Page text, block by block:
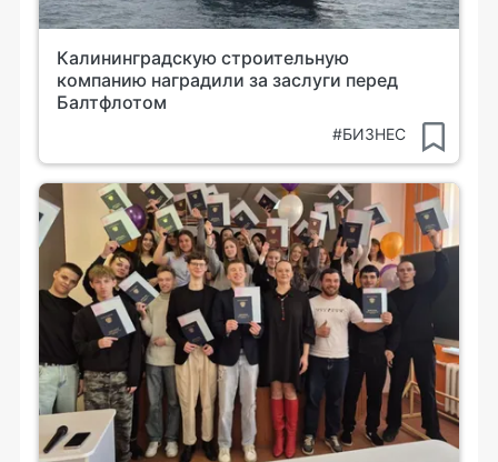
Калининградскую строительную
компанию наградили за заслуги перед
Балтфлотом
#БИЗНЕС